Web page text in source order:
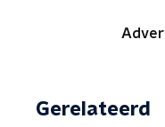
Gerelateerd